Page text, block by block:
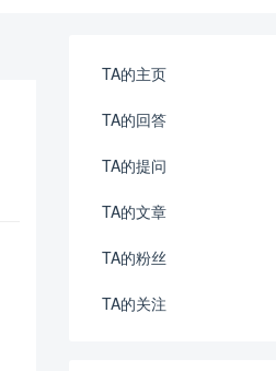
TA的主页
TA的回答
TA的提问
TA的文章
TA的粉丝
TA的关注